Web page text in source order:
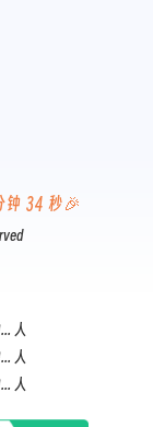
钟 34 秒🎉
人
人
人